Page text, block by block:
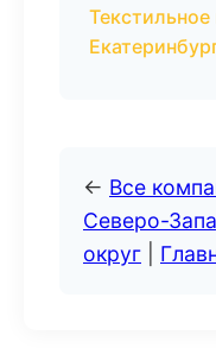
← Все
Северо-
округ